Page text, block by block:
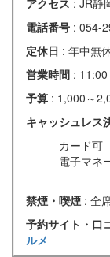
アクセス : JR静
電話番号 : 054-
定休日 : 年中無
営業時間 :
予算 : 1,000～
キャッシュレス
カード可
電子マネ
禁煙・喫煙 : 全
予約サイト・口
ルメ